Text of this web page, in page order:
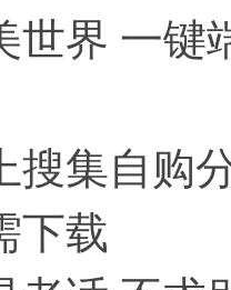
世界 一键
搜集自购
下载